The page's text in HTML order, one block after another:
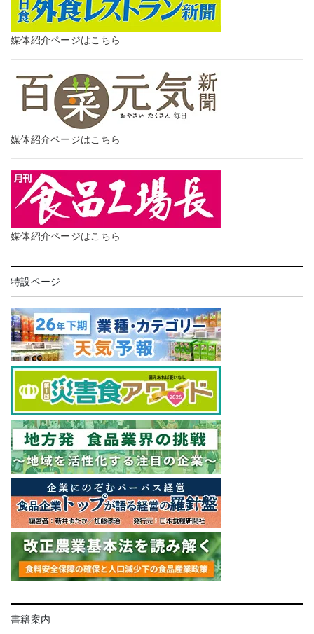
媒体紹介ページはこちら
媒体紹介ページはこちら
媒体紹介ページはこちら
特設ページ
書籍案内